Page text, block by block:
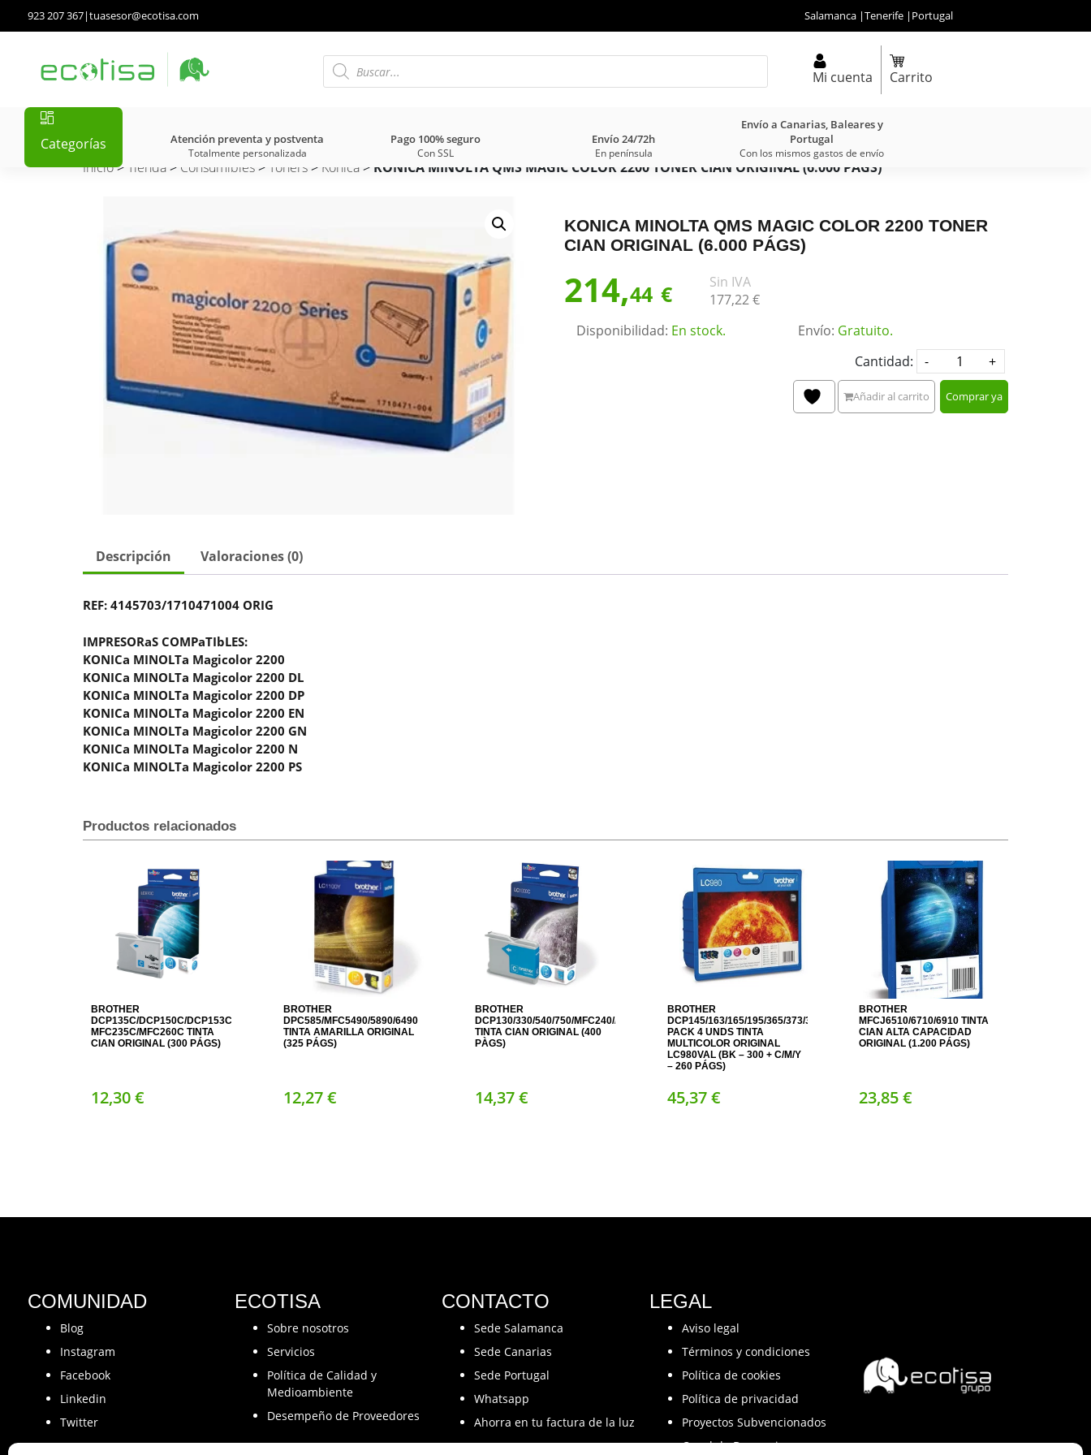
923 207 367|tuasesor@ecotisa.com Salamanca |Tenerife | Portugal
Mi cuenta Carrito
Categorías Atención preventa y postventa
Totalmente personalizada
Pago 100% seguro
Con SSL
Envío 24/72h
En península
Envío a Canarias, Baleares y
Portugal
Con los mismos gastos de envío
Inicio> Tienda> Consumibles> Tóners> Konica> KONICA MINOLTA QMS MAGIC COLOR 2200 TONER CIAN ORIGINAL (6.000 PÁGS)
KONICA MINOLTA QMS MAGIC COLOR 2200 TONER
CIAN ORIGINAL (6.000 PÁGS)
214,44 €
Sin IVA
177,22€
Disponibilidad: En stock. Envío: Gratuito.
Cantidad:
Añadir al carrito Comprar ya
Descripción Valoraciones (0)
REF: 4145703/1710471004 ORIG
IMPRESORaS COMPaTIbLES:
KONICa MINOLTa Magicolor 2200
KONICa MINOLTa Magicolor 2200 DL
KONICa MINOLTa Magicolor 2200 DP
KONICa MINOLTa Magicolor 2200 EN
KONICa MINOLTa Magicolor 2200 GN
KONICa MINOLTa Magicolor 2200 N
KONICa MINOLTa Magicolor 2200 PS
Productos relacionados
BROTHER
DCP135C/DCP150C/DCP153C/DCP157C;
MFC235C/MFC260C TINTA
CIAN ORIGINAL (300 PÁGS)
12,30€
BROTHER
DPC585/MFC5490/5890/6490
TINTA AMARILLA ORIGINAL
(325 PÁGS)
12,27 €
BROTHER
DCP130/330/540/750/MFC240//440/5460
TINTA CIAN ORIGINAL (400
PÀGS)
14,37€
BROTHER
DCP145/163/165/195/365/373/375/377;MFC250/255/290/295/297
PACK 4 UNDS TINTA
MULTICOLOR ORIGINAL
LC980VAL (BK – 300 + C/M/Y
– 260 PÁGS)
45,37 €
BROTHER
MFCJ6510/6710/6910 TINTA
CIAN ALTA CAPACIDAD
ORIGINAL (1.200 PÁGS)
23,85€
COMUNIDAD
Blog
Instagram
Facebook
Linkedin
Twitter
ECOTISA
Sobre nosotros
Servicios
Política de Calidad y
Medioambiente
Desempeño de Proveedores
CONTACTO
Sede Salamanca
Sede Canarias
Sede Portugal
Whatsapp
Ahorra en tu factura de la luz
LEGAL
Aviso legal
Términos y condiciones
Política de cookies
Política de privacidad
Proyectos Subvencionados
Canal de Denuncias